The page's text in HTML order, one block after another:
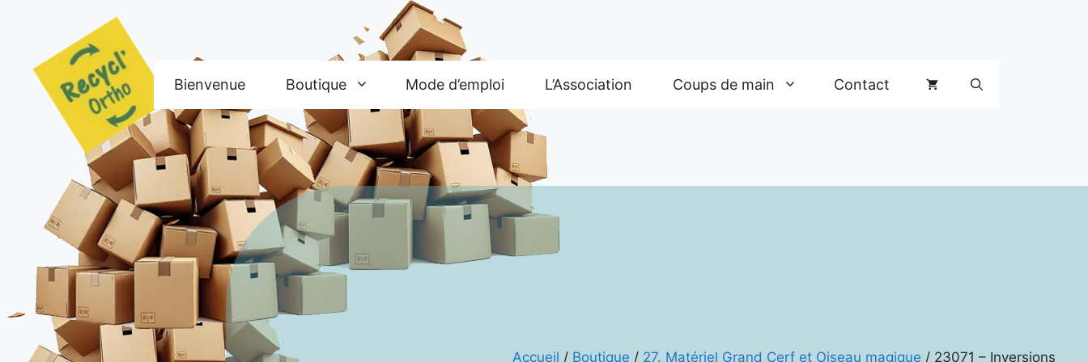
Bienvenue Boutique Mode d’emploi L’Association Coups de main Contact
Accueil / Boutique / 27. Matériel Grand Cerf et Oiseau magique / 23071 – Inversions